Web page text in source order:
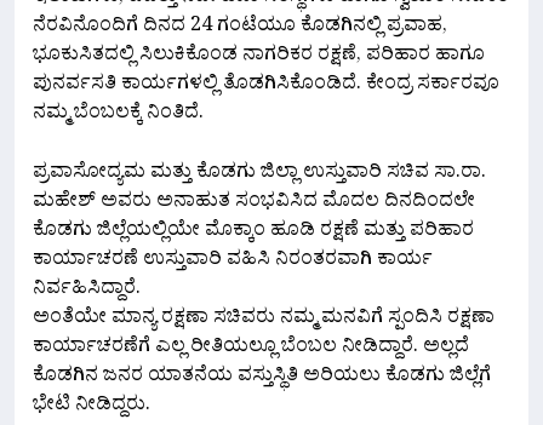
ನೆರವಿನೊಂದಿಗೆ ದಿನದ 24 ಗಂಟೆಯೂ ಕೊಡಗಿನಲ್ಲಿ ಪ್ರವಾಹ,
ಭೂಕುಸಿತದಲ್ಲಿ ಸಿಲುಕಿಕೊಂಡ ನಾಗರಿಕರ ರಕ್ಷಣೆ, ಪರಿಹಾರ ಹಾಗೂ
ಪುನರ್ವಸತಿ ಕಾರ್ಯಗಳಲ್ಲಿ ತೊಡಗಿಸಿಕೊಂಡಿದೆ. ಕೇಂದ್ರ ಸರ್ಕಾರವೂ
ನಮ್ಮ ಬೆಂಬಲಕ್ಕೆ ನಿಂತಿದೆ.
ಪ್ರವಾಸೋದ್ಯಮ ಮತ್ತು ಕೊಡಗು ಜಿಲ್ಲಾ ಉಸ್ತುವಾರಿ ಸಚಿವ ಸಾ.ರಾ.
ಮಹೇಶ್ ಅವರು ಅನಾಹುತ ಸಂಭವಿಸಿದ ಮೊದಲ ದಿನದಿಂದಲೇ
ಕೊಡಗು ಜಿಲ್ಲೆಯಲ್ಲಿಯೇ ಮೊಕ್ಕಾಂ ಹೂಡಿ ರಕ್ಷಣೆ ಮತ್ತು ಪರಿಹಾರ
ಕಾರ್ಯಾಚರಣೆ ಉಸ್ತುವಾರಿ ವಹಿಸಿ ನಿರಂತರವಾಗಿ ಕಾರ್ಯ
ನಿರ್ವಹಿಸಿದ್ದಾರೆ.
ಅಂತೆಯೇ ಮಾನ್ಯ ರಕ್ಷಣಾ ಸಚಿವರು ನಮ್ಮ ಮನವಿಗೆ ಸ್ಪಂದಿಸಿ ರಕ್ಷಣಾ
ಕಾರ್ಯಾಚರಣೆಗೆ ಎಲ್ಲ ರೀತಿಯಲ್ಲೂ ಬೆಂಬಲ ನೀಡಿದ್ದಾರೆ. ಅಲ್ಲದೆ
ಕೊಡಗಿನ ಜನರ ಯಾತನೆಯ ವಸ್ತುಸ್ಥಿತಿ ಅರಿಯಲು ಕೊಡಗು ಜಿಲ್ಲೆಗೆ
ಭೇಟಿ ನೀಡಿದ್ದರು.